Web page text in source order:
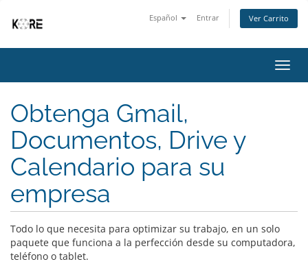
Español Entrar Ver Carrito
Obtenga Gmail,
Documentos, Drive y
Calendario para su
empresa
Todo lo que necesita para optimizar su trabajo, en un solo
paquete que funciona a la perfección desde su computadora,
teléfono o tablet.